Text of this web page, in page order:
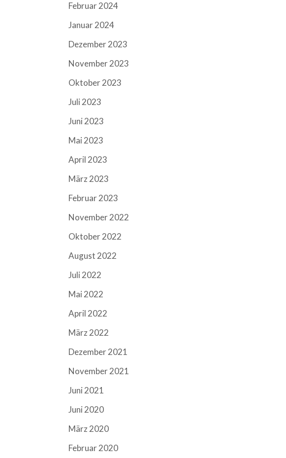
Februar 2024
Januar 2024
Dezember 2023
November 2023
Oktober 2023
Juli 2023
Juni 2023
Mai 2023
April 2023
März 2023
Februar 2023
November 2022
Oktober 2022
August 2022
Juli 2022
Mai 2022
April 2022
März 2022
Dezember 2021
November 2021
Juni 2021
Juni 2020
März 2020
Februar 2020